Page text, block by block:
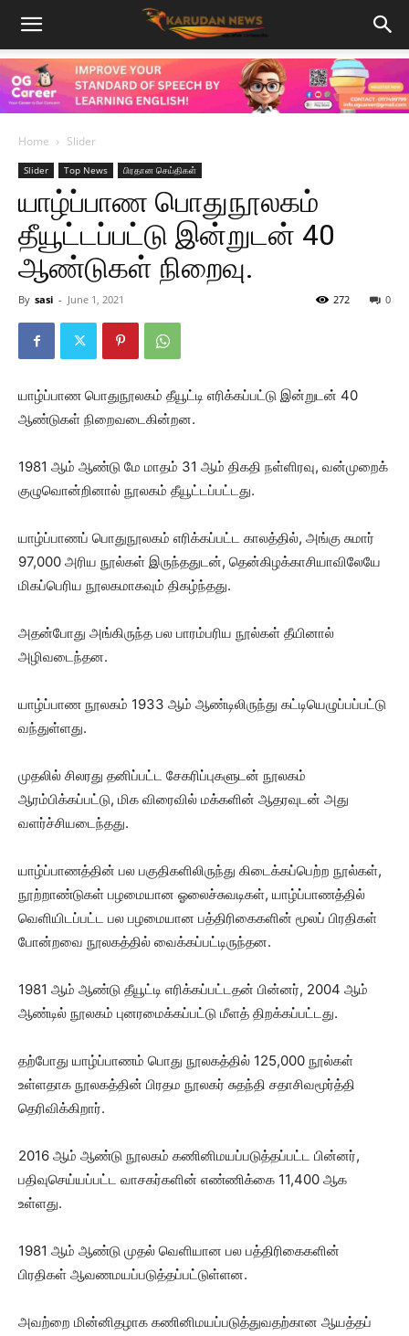
Home Slider
Slider Top News பிரதான செய்திகள்
யாழ்ப்பாண பொதுநூலகம்
தீயூட்டப்பட்டு இன்றுடன் 40
ஆண்டுகள் நிறைவு.
By sasi - June 1, 2021 0
272
யாழ்ப்பாண பொதுநூலகம் தீயூட்டி எரிக்கப்பட்டு இன்றுடன் 40
ஆண்டுகள் நிறைவடைகின்றன.
1981 ஆம் ஆண்டு மே மாதம் 31 ஆம் திகதி நள்ளிரவு, வன்முறைக்
குழுவொன்றினால் நூலகம் தீயூட்டப்பட்டது.
யாழ்ப்பாணப் பொதுநூலகம் எரிக்கப்பட்ட காலத்தில், அங்கு சுமார்
97,000 அரிய நூல்கள் இருந்ததுடன், தென்கிழக்காசியாவிலேயே
மிகப்பெரிய நூலகமாகவும் திகழ்ந்தது.
அதன்போது அங்கிருந்த பல பாரம்பரிய நூல்கள் தீயினால்
அழிவடைந்தன.
யாழ்ப்பாண நூலகம் 1933 ஆம் ஆண்டிலிருந்து கட்டியெழுப்பப்பட்டு
வந்துள்ளது.
முதலில் சிலரது தனிப்பட்ட சேகரிப்புகளுடன் நூலகம்
ஆரம்பிக்கப்பட்டு, மிக விரைவில் மக்களின் ஆதரவுடன் அது
வளர்ச்சியடைந்தது.
யாழ்ப்பாணத்தின் பல பகுதிகளிலிருந்து கிடைக்கப்பெற்ற நூல்கள்,
நூற்றாண்டுகள் பழமையான ஓலைச்சுவடிகள், யாழ்ப்பாணத்தில்
வெளியிடப்பட்ட பல பழமையான பத்திரிகைகளின் மூலப் பிரதிகள்
போன்றவை நூலகத்தில் வைக்கப்பட்டிருந்தன.
1981 ஆம் ஆண்டு தீயூட்டி எரிக்கப்பட்டதன் பின்னர், 2004 ஆம்
ஆண்டில் நூலகம் புனரமைக்கப்பட்டு மீளத் திறக்கப்பட்டது.
தற்போது யாழ்ப்பாணம் பொது நூலகத்தில் 125,000 நூல்கள்
உள்ளதாக நூலகத்தின் பிரதம நூலகர் சுதந்தி சதாசிவமூர்த்தி
தெரிவிக்கிறார்.
2016 ஆம் ஆண்டு நூலகம் கணினிமயப்படுத்தப்பட்ட பின்னர்,
பதிவுசெய்யப்பட்ட வாசகர்களின் எண்ணிக்கை 11,400 ஆக
உள்ளது.
1981 ஆம் ஆண்டு முதல் வெளியான பல பத்திரிகைகளின்
பிரதிகள் ஆவணமயப்படுத்தப்பட்டுள்ளன.
அவற்றை மின்னிதழாக கணினிமயப்படுத்துவதற்கான ஆயத்தப்